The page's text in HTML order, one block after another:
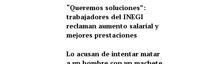
“Queremos soluciones”:
trabajadores del INEGI
reclaman aumento salarial y
mejores prestaciones
Lo acusan de intentar matar